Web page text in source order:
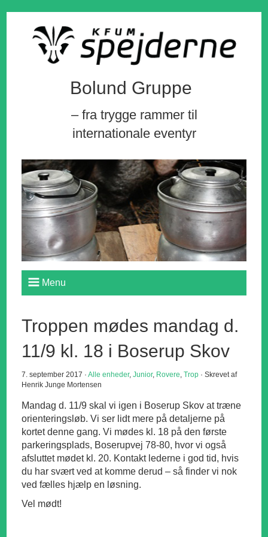
Bolund Gruppe
– fra trygge rammer til
internationale eventyr
Menu
Troppen mødes mandag d.
11/9 kl. 18 i Boserup Skov
7. september 2017 ·Alle enheder,Junior, Rovere,Trop · Skrevet af
Henrik Junge Mortensen
Mandag d. 11/9 skal vi igen i Boserup Skov at træne
orienteringsløb. Vi ser lidt mere på detaljerne på
kortet denne gang. Vi mødes kl. 18 på den første
parkeringsplads, Boserupvej 78-80, hvor vi også
afsluttet mødet kl. 20. Kontakt lederne i god tid, hvis
du har svært ved at komme derud – så finder vi nok
ved fælles hjælp en løsning.
Vel mødt!